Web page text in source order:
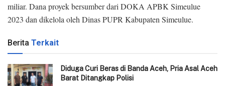
miliar. Dana proyek bersumber dari DOKA APBK Simeulue
2023 dan dikelola oleh Dinas PUPR Kabupaten Simeulue.
Berita Terkait
‎Diduga Curi Beras di Banda Aceh, Pria Asal Aceh
Barat Ditangkap Polisi